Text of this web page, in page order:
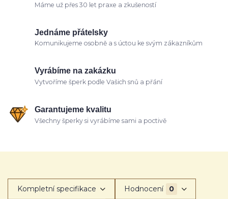
Máme už přes 30 let praxe a zkušeností
Jednáme přátelsky
Komunikujeme osobně a s úctou ke svým zákazníkům
Vyrábíme na zakázku
Vytvoříme šperk podle Vašich snů a přání
Garantujeme kvalitu
Všechny šperky si vyrábíme sami a poctivě
Kompletní specifikace Hodnocení 0